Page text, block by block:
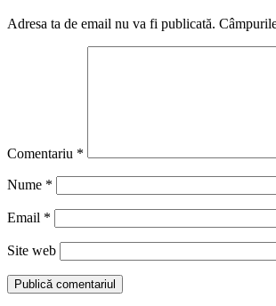
Adresa ta de email nu va fi publicată.
Comentariu *
Nume *
Email *
Site web